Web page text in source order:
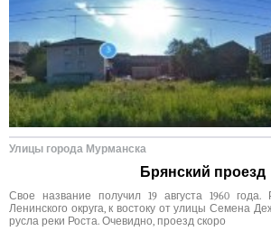
Улицы города Мурманска
Брянский проезд
Свое название получил 19 августа 1960
Ленинского округа, к востоку от улицы Семена
русла реки Роста. Очевидно, проезд скоро